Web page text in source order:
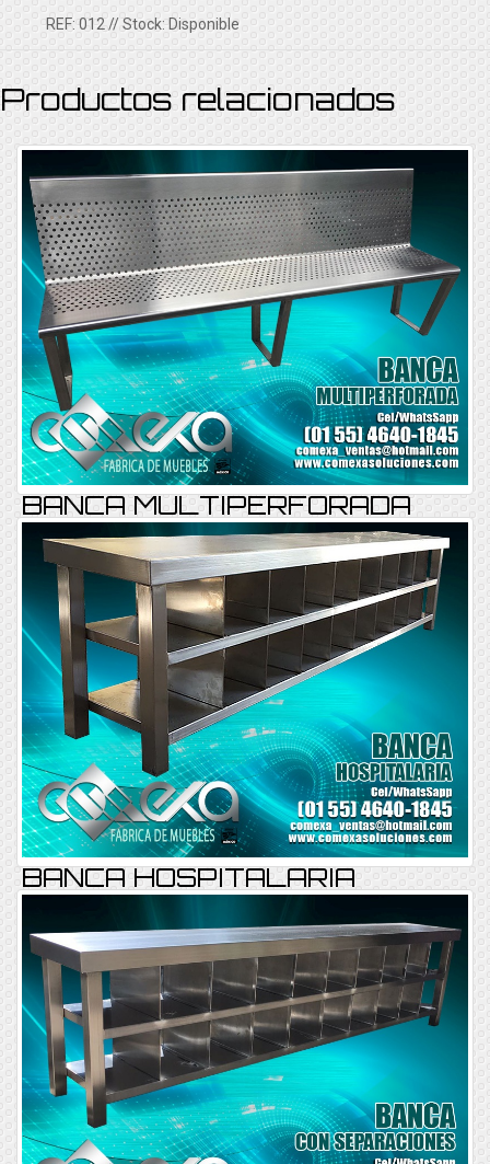
REF:012// Stock:Disponible
Productos relacionados
BANCA MULTIPERFORADA
BANCA REF-006
Consultar
BANCA HOSPITALARIA
BANCA REF-013
Consultar